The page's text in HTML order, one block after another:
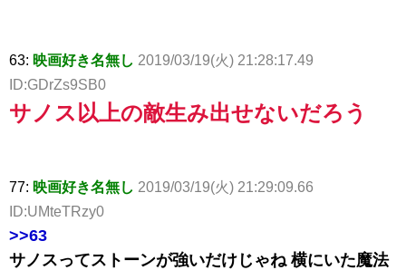
63: 映画好き名無し 2019/03/19(火) 21:28:17.49
ID:GDrZs9SB0
サノス以上の敵生み出せないだろう
77: 映画好き名無し 2019/03/19(火) 21:29:09.66
ID:UMteTRzy0
>>63
サノスってストーンが強いだけじゃね 横にいた魔法